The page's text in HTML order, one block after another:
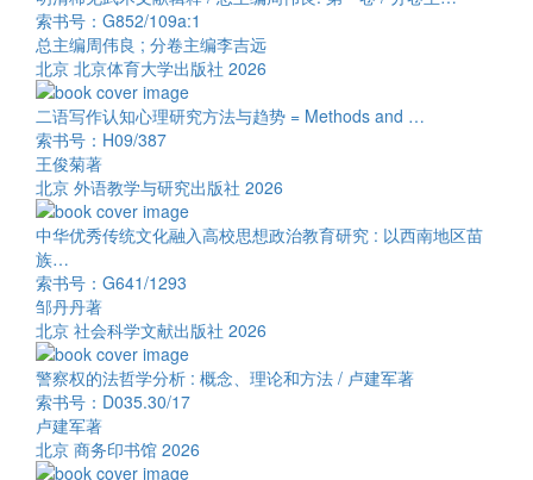
索书号：G852/109a:1
总主编周伟良 ; 分卷主编李吉远
北京 北京体育大学出版社 2026
二语写作认知心理研究方法与趋势 = Methods and …
索书号：H09/387
王俊菊著
北京 外语教学与研究出版社 2026
中华优秀传统文化融入高校思想政治教育研究 : 以西南地区苗
族…
索书号：G641/1293
邹丹丹著
北京 社会科学文献出版社 2026
警察权的法哲学分析 : 概念、理论和方法 / 卢建军著
索书号：D035.30/17
卢建军著
北京 商务印书馆 2026